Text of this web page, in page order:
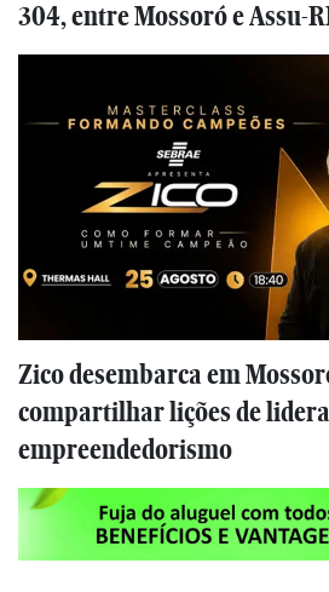
304, entre Mossoró e Assu-
Zico desembarca em
compartilhar lições de
empreendedorismo